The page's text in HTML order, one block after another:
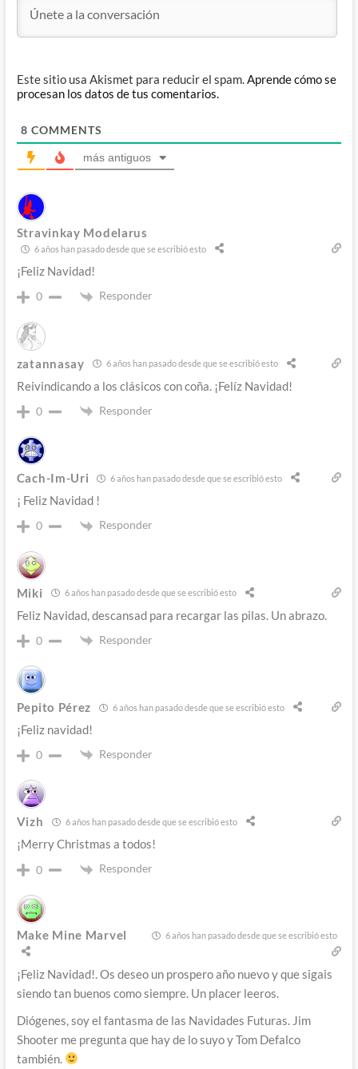
Este sitio usa Akismet para reducir el spam.Aprende cómo se
procesan los datos de tus comentarios.
8 COMMENTS
más antiguos
Stravinkay Modelarus
6 años han pasado desde que se escribió esto
¡Feliz Navidad!
0 Responder
zatannasay 6 años han pasado desde que se escribió esto
Reivindicando a los clásicos con coña. ¡Felíz Navidad!
0 Responder
Cach-Im-Uri 6 años han pasado desde que se escribió esto
¡ Feliz Navidad !
0 Responder
Miki 6 años han pasado desde que se escribió esto
Feliz Navidad, descansad para recargar las pilas. Un abrazo.
0 Responder
Pepito Pérez 6 años han pasado desde que se escribió esto
¡Feliz navidad!
0 Responder
Vizh 6 años han pasado desde que se escribió esto
¡Merry Christmas a todos!
0 Responder
Make Mine Marvel 6 años han pasado desde que se escribió esto
¡Feliz Navidad!. Os deseo un prospero año nuevo y que sigais
siendo tan buenos como siempre. Un placer leeros.
Diógenes, soy el fantasma de las Navidades Futuras. Jim
Shooter me pregunta que hay de lo suyo y Tom Defalco
también.